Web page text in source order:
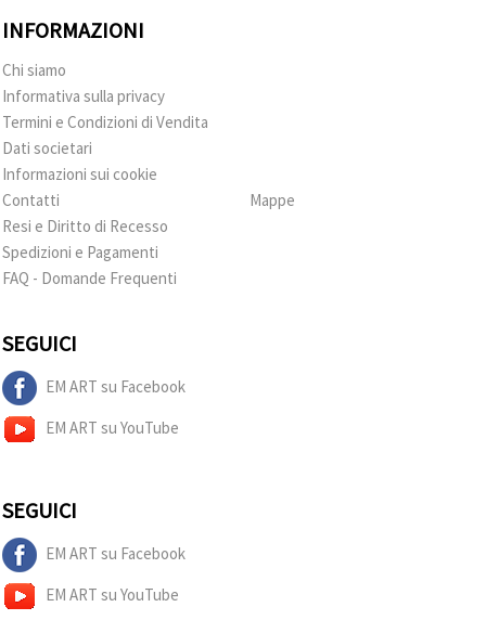
INFORMAZIONI
Chi siamo
Informativa sulla privacy
Termini e Condizioni di Vendita
Dati societari
Informazioni sui cookie
Contatti
Resi e Diritto di Recesso
Spedizioni e Pagamenti
FAQ - Domande Frequenti
Mappe
SEGUICI
EM ART su Facebook
EM ART su YouTube
SEGUICI
EM ART su Facebook
EM ART su YouTube